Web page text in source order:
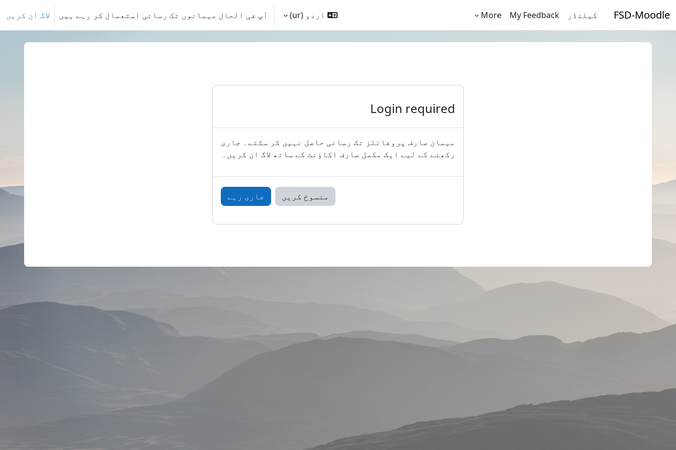
FSD-Moodle کیلنڈر My Feedback
More اردو ‎(ur)‎ آپ فی الحال مہمانوں تک رسائی استعمال کر رہے ہیں لاگ ان کریں
Login required
مہمان صارف پروفائلز تک رسائی حاصل نہیں کر سکتے۔ جاری
رکھنے کے لیے ایک مکمل صارف اکاؤنٹ کے ساتھ لاگ ان کریں۔
منسوخ کریں جاری رہے